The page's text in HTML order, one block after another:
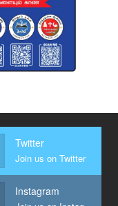
Twitter
Join us on Twitter
Instagram